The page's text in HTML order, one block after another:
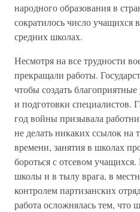
народного образования в
сократилось число учащихся
средних школах.
Несмотря на все трудности
прекращали работы.
чтобы создать
и подготовки специалистов.
год войны призывала
не делать никаких ссылок на
времени, занятия в школах
бороться с отсевом
школы и в тылу врага, в
контролем партизанских
работа осложнялась тем, что